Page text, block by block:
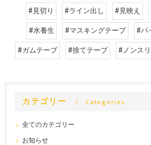
#見切り
#ライン出し #見映え
#水養生
#マスキングテープ
#パ
#ガムテープ
#捨てテープ #ノンス
カテゴリー Categories
全てのカテゴリー
お知らせ